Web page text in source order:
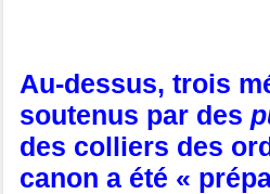
Au-dessus, trois
soutenus par des
des colliers des
canon a été «